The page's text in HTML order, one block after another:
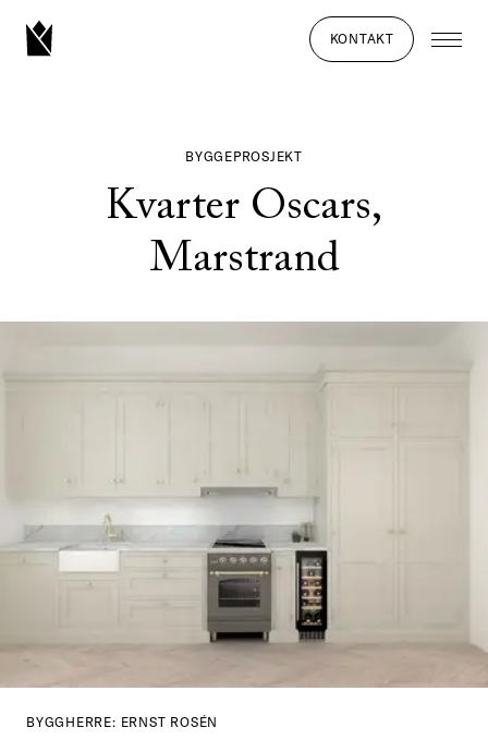
KONTAKT
BYGGEPROSJEKT
Kvarter Oscars,
Marstrand
BYGGHERRE: ERNST ROSÉN